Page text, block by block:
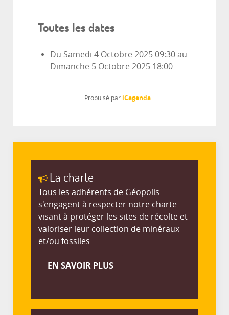
Toutes les dates
Du Samedi 4 Octobre 2025 09:30 au
Dimanche 5 Octobre 2025 18:00
Propulsé par iCagenda
La charte
Tous les adhérents de Géopolis
s'engagent à respecter notre charte
visant à protéger les sites de récolte et
valoriser leur collection de minéraux
et/ou fossiles
EN SAVOIR PLUS